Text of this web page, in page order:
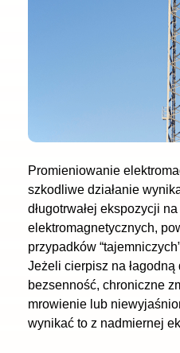
Promieniowanie
szkodliwe działanie
długotrwałej ekspozycji
elektromagnetycznych,
przypadków
Jeżeli cierpisz na łagodną
bezsenność, chroniczne
mrowienie lub
wynikać to z nadmiernej